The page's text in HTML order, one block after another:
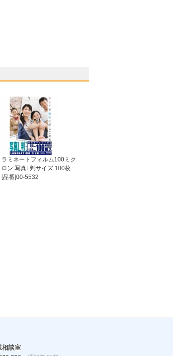
ラミネートフィルム100ミク
ロン 写真L判サイズ 100枚
[品番]00-5532
相談室